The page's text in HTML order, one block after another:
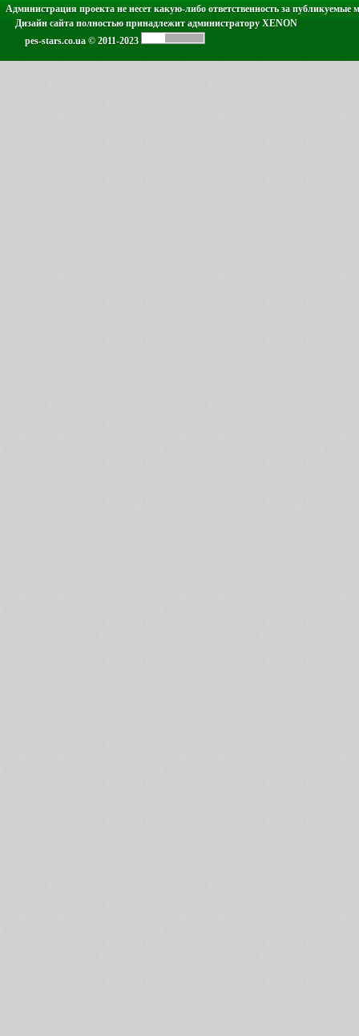
Администрация проекта не несет какую-либо ответственность за публикуемые
Дизайн сайта полностью принадлежит администратору XENON
pes-stars.co.ua © 2011-2023